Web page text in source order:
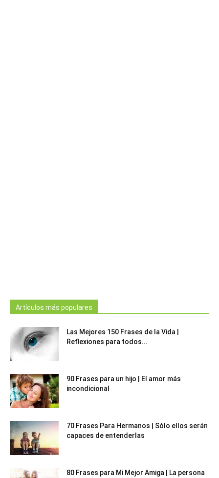
Artículos más populares
Las Mejores 150 Frases de la Vida |
Reflexiones para todos...
90 Frases para un hijo | El amor más
incondicional
70 Frases Para Hermanos | Sólo ellos serán
capaces de entenderlas
80 Frases para Mi Mejor Amiga | La persona